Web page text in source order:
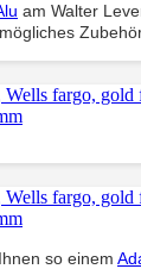
am Walter
so einem